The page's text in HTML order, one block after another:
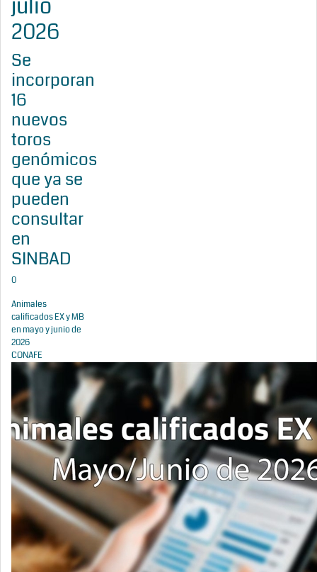
julio
2026
Se
incorporan
16
nuevos
toros
genómicos
que ya se
pueden
consultar
en
SINBAD
0
Animales
calificados EX y MB
en mayo y junio de
2026
CONAFE